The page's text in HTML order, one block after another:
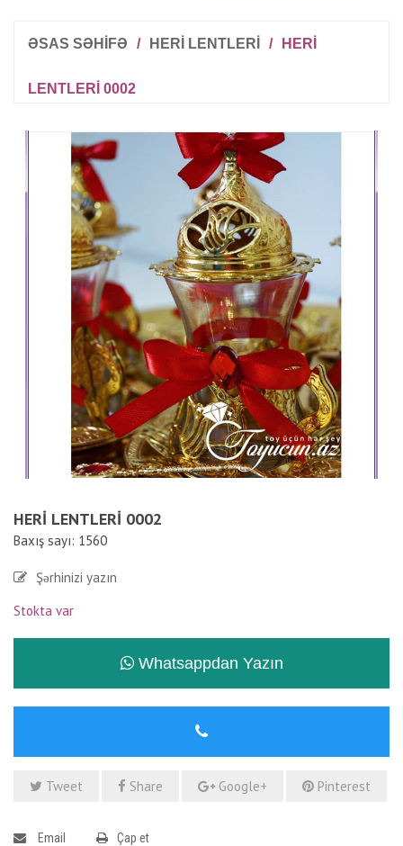
ƏSAS SƏHİFƏ / HERI LENTLERI / HERI
LENTLERI 0002
HERI LENTLERI 0002
Baxış sayı: 1560
Şərhinizi yazın
Stokta var
Whatsappdan Yazın
Tweet Share Google+ Pinterest
Email Çap et